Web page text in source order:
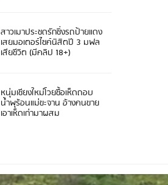
สาวเมาประชดรักซิ่งรถป้ายแดง
เสยมอเตอร์ไซค์นิสิตปี 3 มฟล
เสียชีวิต (มีคลิป 18+)
หนุ่มเชียงใหม่โวยซื้อเห็ดถอบ
น้ำพุร้อนแม่ขะจาน อ้างคนขาย
เอาเห็ดเก่ามาผสม